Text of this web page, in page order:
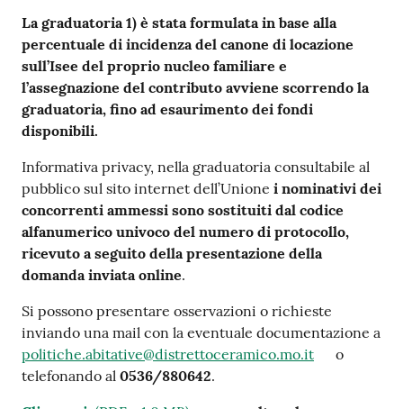
La graduatoria 1) è stata formulata in base alla
percentuale di incidenza del canone di locazione
sull’Isee del proprio nucleo familiare e
l’assegnazione del contributo avviene scorrendo la
graduatoria, fino ad esaurimento dei fondi
disponibili.
Informativa privacy, nella graduatoria consultabile al
pubblico sul sito internet dell’Unione i nominativi dei
concorrenti ammessi sono sostituiti dal codice
alfanumerico univoco del numero di protocollo,
ricevuto a seguito della presentazione della
domanda inviata online.
Si possono presentare osservazioni o richieste
inviando una mail con la eventuale documentazione a
politiche.abitative@distrettoceramico.mo.it
o
telefonando al 0536/880642.